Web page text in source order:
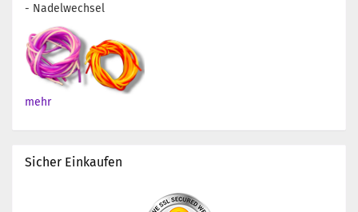
- Nadelwechsel
mehr
Sicher Einkaufen